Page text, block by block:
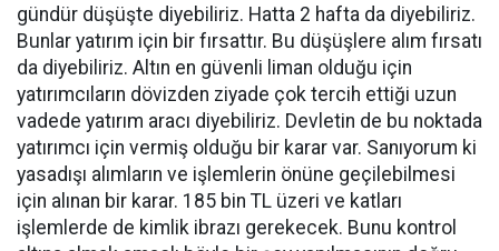
gündür düşüşte diyebiliriz. Hatta 2 hafta da diyebiliriz.
Bunlar yatırım için bir fırsattır. Bu düşüşlere alım fırsatı
da diyebiliriz. Altın en güvenli liman olduğu için
yatırımcıların dövizden ziyade çok tercih ettiği uzun
vadede yatırım aracı diyebiliriz. Devletin de bu noktada
yatırımcı için vermiş olduğu bir karar var. Sanıyorum ki
yasadışı alımların ve işlemlerin önüne geçilebilmesi
için alınan bir karar. 185 bin TL üzeri ve katları
işlemlerde de kimlik ibrazı gerekecek. Bunu kontrol